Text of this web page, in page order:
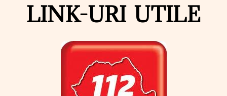
LINK-URI UTILE